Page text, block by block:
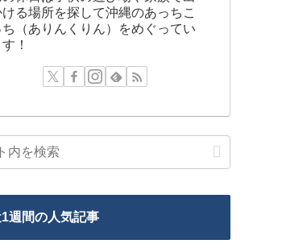
る場所を探して沖縄のあっちこ
ち（ありんくりん）をめぐってい
！
週間の人気記事